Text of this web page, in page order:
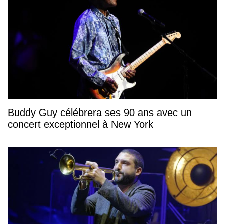
Buddy Guy célébrera ses 90 ans avec un
concert exceptionnel à New York